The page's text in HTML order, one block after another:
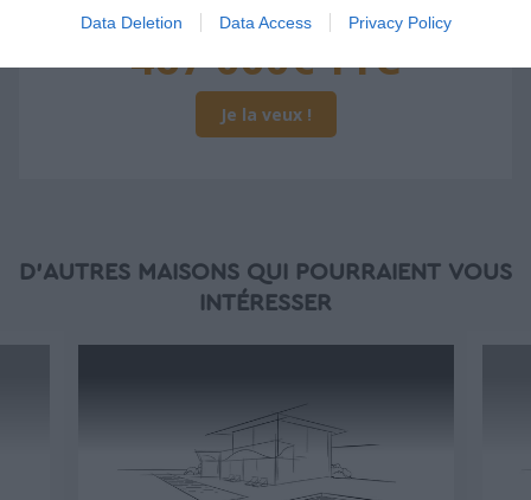
Data Deletion Data Access Privacy Policy
À partir de
467 000€ TTC
Je la veux !
D'AUTRES MAISONS QUI POURRAIENT VOUS
INTÉRESSER